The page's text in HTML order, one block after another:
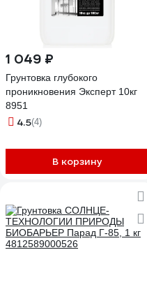
1 049 ₽
Грунтовка глубокого
проникновения Эксперт 10кг
8951
4.5(4)
В корзину